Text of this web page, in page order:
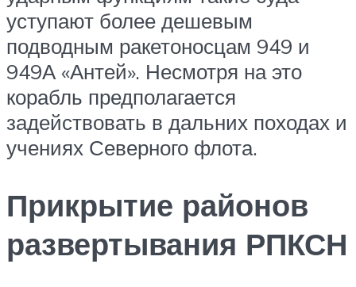
уступают более дешевым
подводным ракетоносцам 949 и
949А «Антей». Несмотря на это
корабль предполагается
задействовать в дальних походах и
учениях Северного флота.
Прикрытие районов
развертывания РПКСН